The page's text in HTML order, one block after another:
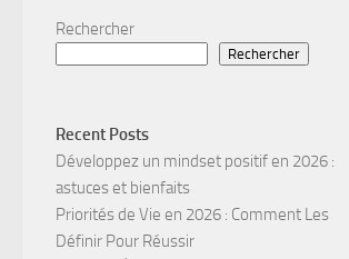
Rechercher
Rechercher
Recent Posts
Développez un mindset positif en 2026 :
astuces et bienfaits
Priorités de Vie en 2026 : Comment Les
Définir Pour Réussir